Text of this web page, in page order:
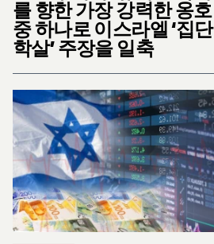
를 향한 가장 강력한 옹호
중 하나로 이스라엘 ‘집단
학살’ 주장을 일축